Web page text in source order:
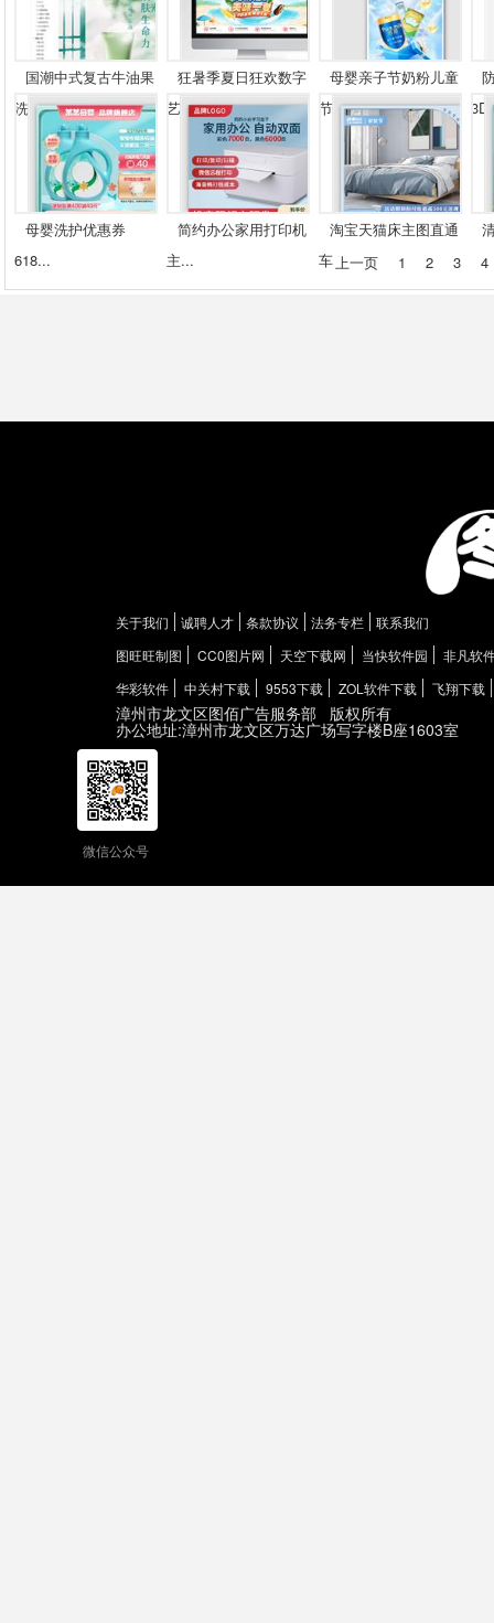
国潮中式复古牛油果
洗...
狂暑季夏日狂欢数字
艺...
母婴亲子节奶粉儿童
节...
母婴洗护优惠券
618...
简约办公家用打印机
主...
淘宝天猫床主图直通
车上一页
1 2 3 4
关于我们 诚聘人才 条款协议 法务专栏
联系我们
图旺旺制图
CC0图片网 天空下载网 当快软件园
非凡软
华彩软件
中关村下载 9553下载 ZOL软件下载 飞翔下载
漳州市龙文区图佰广告服务部 版权所有
办公地址:漳州市龙文区万达广场写字楼B座1603室
微信公众号